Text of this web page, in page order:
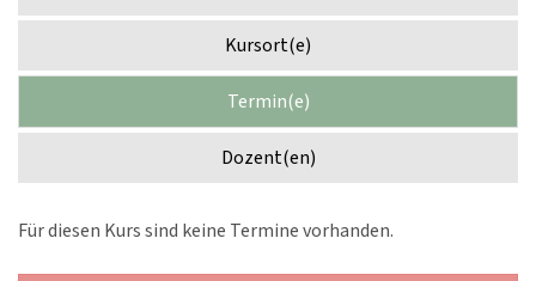
Kursort(e)
Termin(e)
Dozent(en)
Für diesen Kurs sind keine Termine vorhanden.